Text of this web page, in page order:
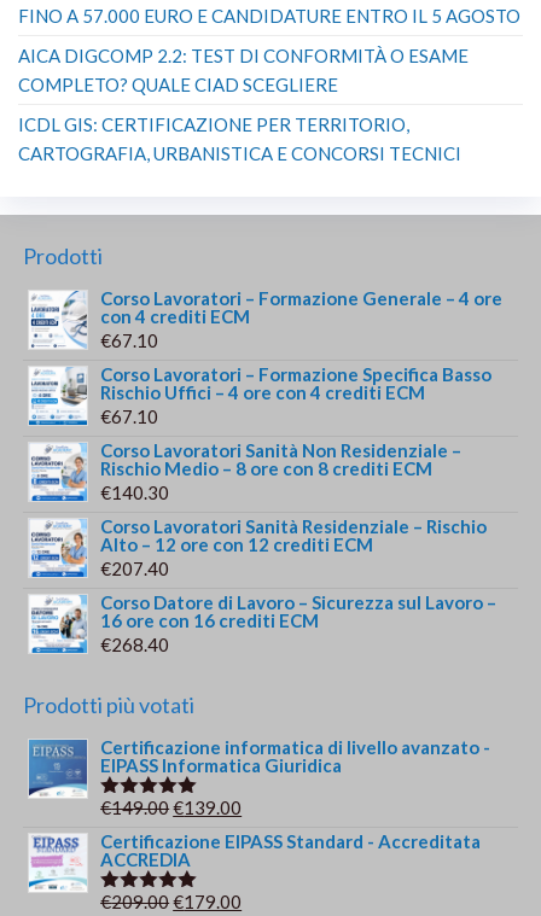
FINO A 57.000 EURO E CANDIDATURE ENTRO IL 5 AGOSTO
AICA DIGCOMP 2.2: TEST DI CONFORMITÀ O ESAME
COMPLETO? QUALE CIAD SCEGLIERE
ICDL GIS: CERTIFICAZIONE PER TERRITORIO,
CARTOGRAFIA, URBANISTICA E CONCORSI TECNICI
Prodotti
Corso Lavoratori – Formazione Generale – 4 ore
con 4 crediti ECM
€67.10
Corso Lavoratori – Formazione Specifica Basso
Rischio Uffici – 4 ore con 4 crediti ECM
€67.10
Corso Lavoratori Sanità Non Residenziale –
Rischio Medio – 8 ore con 8 crediti ECM
€140.30
Corso Lavoratori Sanità Residenziale – Rischio
Alto – 12 ore con 12 crediti ECM
€207.40
Corso Datore di Lavoro – Sicurezza sul Lavoro –
16 ore con 16 crediti ECM
€268.40
Prodotti più votati
Certificazione informatica di livello avanzato -
EIPASS Informatica Giuridica
Valutato
€149.00Il
prezzo
originale
era:
€139.00
prezzo
Certificazione EIPASS Standard - Accreditata
ACCREDIA
Valutato
€209.00Il
€179.00